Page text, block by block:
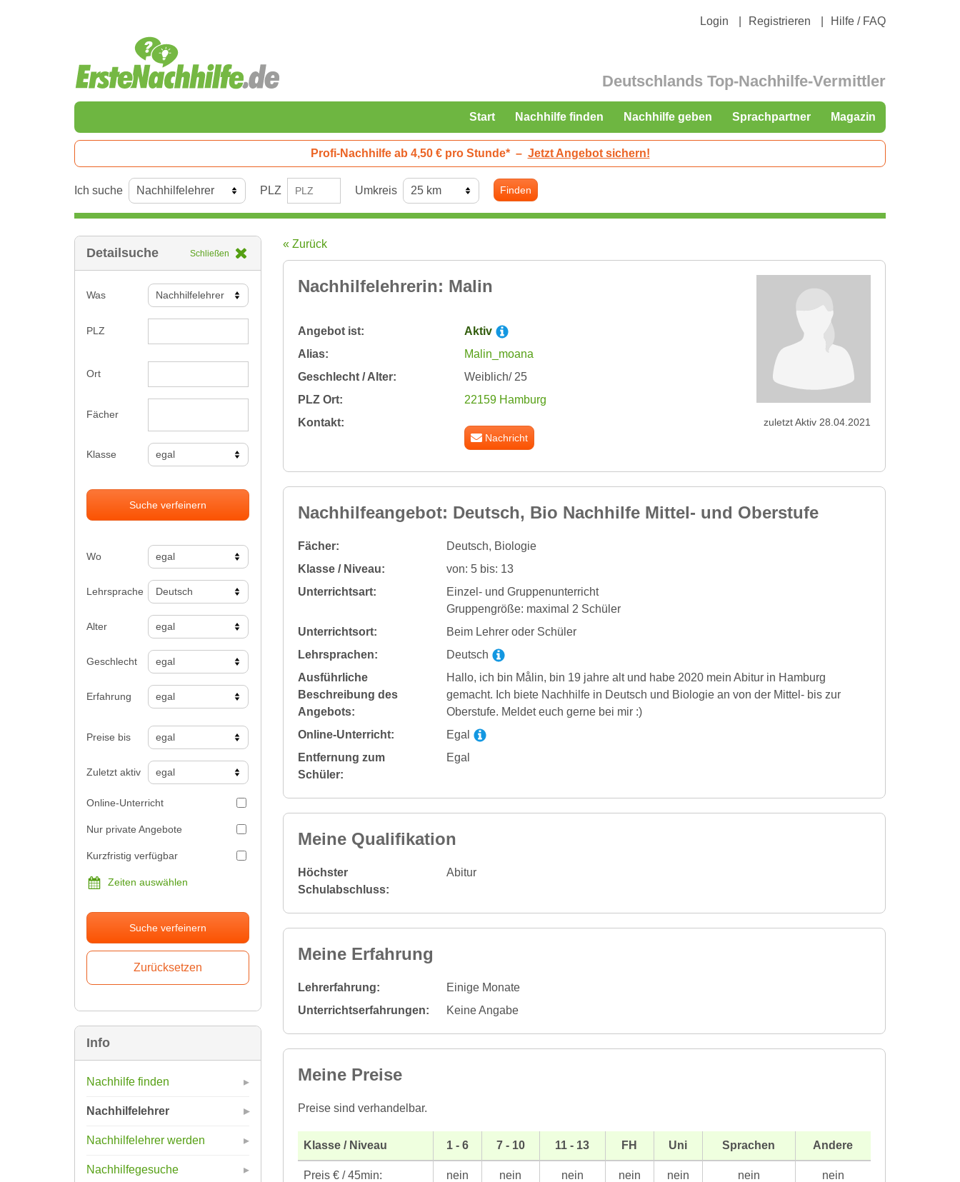
Login Registrieren Hilfe / FAQ
Deutschlands Top-Nachhilfe-Vermittler
Start Nachhilfe finden Nachhilfe geben Sprachpartner Magazin
Profi-Nachhilfe ab 4,50 € pro Stunde* – Jetzt Angebot sichern!
Ich suche PLZ Umkreis Finden
Detailsuche Schließen
Was
PLZ
Ort
Fächer
Klasse
Suche verfeinern
Wo
Lehrsprache
Alter
Geschlecht
Erfahrung
Preise bis
Zuletzt aktiv
Online-Unterricht
Nur private Angebote
Kurzfristig verfügbar
Zeiten auswählen
Suche verfeinern
Info
Nachhilfe finden
Nachhilfelehrer
Nachhilfelehrer werden
Nachhilfegesuche
« Zurück
Nachhilfelehrerin: Malin
Angebot ist:
Aktiv
Alias:
Malin_moana
Geschlecht / Alter:
Weiblich/ 25
PLZ Ort:
22159 Hamburg
Kontakt:
Nachricht
zuletzt Aktiv 28.04.2021
Nachhilfeangebot: Deutsch, Bio Nachhilfe Mittel- und Oberstufe
Fächer:
Deutsch, Biologie
Klasse / Niveau:
von: 5 bis: 13
Unterrichtsart:
Einzel- und Gruppenunterricht
Gruppengröße: maximal 2 Schüler
Unterrichtsort:
Beim Lehrer oder Schüler
Lehrsprachen:
Deutsch
Ausführliche
Beschreibung des
Angebots:
Hallo, ich bin Målin, bin 19 jahre alt und habe 2020 mein Abitur in Hamburg
gemacht. Ich biete Nachhilfe in Deutsch und Biologie an von der Mittel- bis zur
Oberstufe. Meldet euch gerne bei mir :)
Online-Unterricht:
Egal
Entfernung zum
Schüler:
Egal
Meine Qualifikation
Höchster
Schulabschluss:
Abitur
Meine Erfahrung
Lehrerfahrung:
Einige Monate
Unterrichtserfahrungen:
Keine Angabe
Meine Preise
Preise sind verhandelbar.
Klasse / Niveau 1 - 6 7 - 10 11 - 13 FH Uni Sprachen Andere
Preis € / 45min: nein nein nein nein nein nein nein